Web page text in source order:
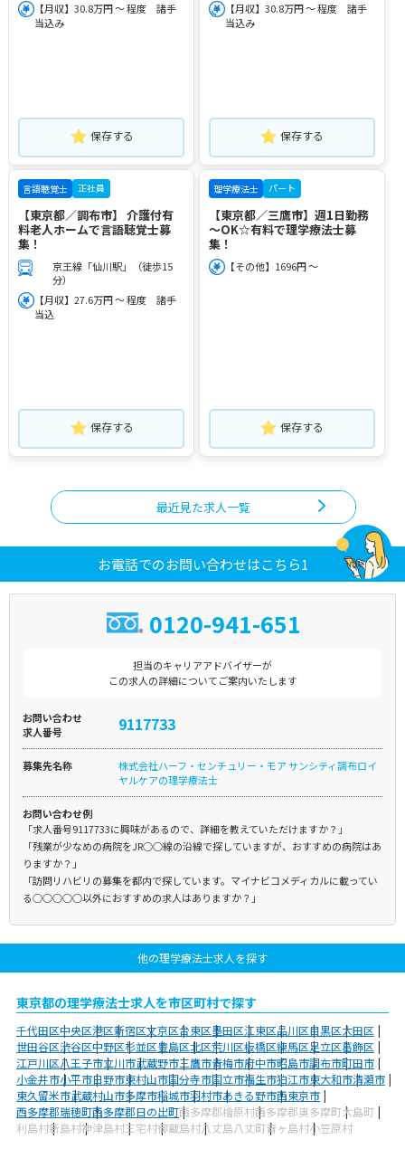
【月収】30.8万円 ～ 程度 諸手
当込み
保存する
【月収】30.8万円 ～ 程度 諸手
当込み
保存する
言語聴覚士 正社員
【東京都／調布市】 介護付有
料老人ホームで言語聴覚士募
集！
京王線「仙川駅」（徒歩15
分）
【月収】27.6万円 ～ 程度 諸手
当込
保存する
理学療法士 パート
【東京都／三鷹市】週1日勤務
～OK☆有料で理学療法士募
集！
【その他】1696円 ～
保存する
最近見た求人一覧
お電話でのお問い合わせはこちら1
0120-941-651
担当のキャリアアドバイザーが
この求人の詳細についてご案内いたします
お問い合わせ
求人番号
9117733
募集先名称
株式会社ハーフ・センチュリー・モア サンシティ調布ロイ
ヤルケアの理学療法士
お問い合わせ例
「求人番号9117733に興味があるので、詳細を教えていただけますか？」
「残業が少なめの病院をJR○○線の沿線で探していますが、おすすめの病院はあ
りますか？」
「訪問リハビリの募集を都内で探しています。マイナビコメディカルに載ってい
る○○○○○以外におすすめの求人はありますか？」
他の理学療法士求人を探す
東京都の理学療法士求人を市区町村で探す
千代田区中央区港区新宿区文京区台東区墨田区江東区品川区目黒区大田区
世田谷区渋谷区中野区杉並区豊島区北区荒川区板橋区練馬区足立区葛飾区
江戸川区八王子市立川市武蔵野市三鷹市青梅市府中市昭島市調布市町田市
小金井市小平市日野市東村山市国分寺市国立市福生市狛江市東大和市清瀬市
東久留米市武蔵村山市多摩市稲城市羽村市あきる野市西東京市
西多摩郡瑞穂町西多摩郡日の出町西多摩郡檜原村西多摩郡奥多摩町大島町
利島村新島村神津島村三宅村御蔵島村八丈島八丈町青ヶ島村小笠原村